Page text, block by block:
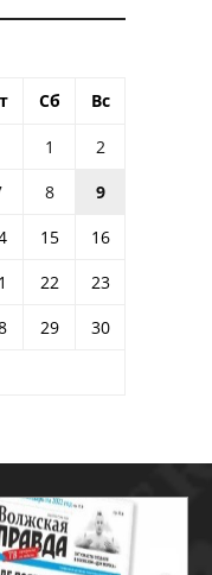
Сб Вс
1
2
8
9
15
16
22
23
29
30